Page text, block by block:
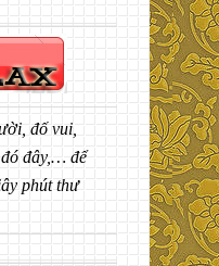
đố vui,
đây,… để
phút thư